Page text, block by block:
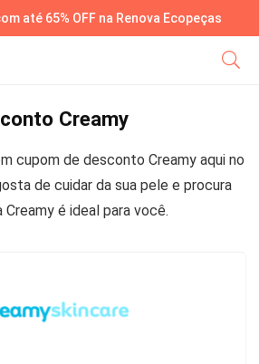
até 65% OFF na Renova Ecopeças
Creamy
cupom de desconto Creamy aqui no
de cuidar da sua pele e procura
é ideal para você.